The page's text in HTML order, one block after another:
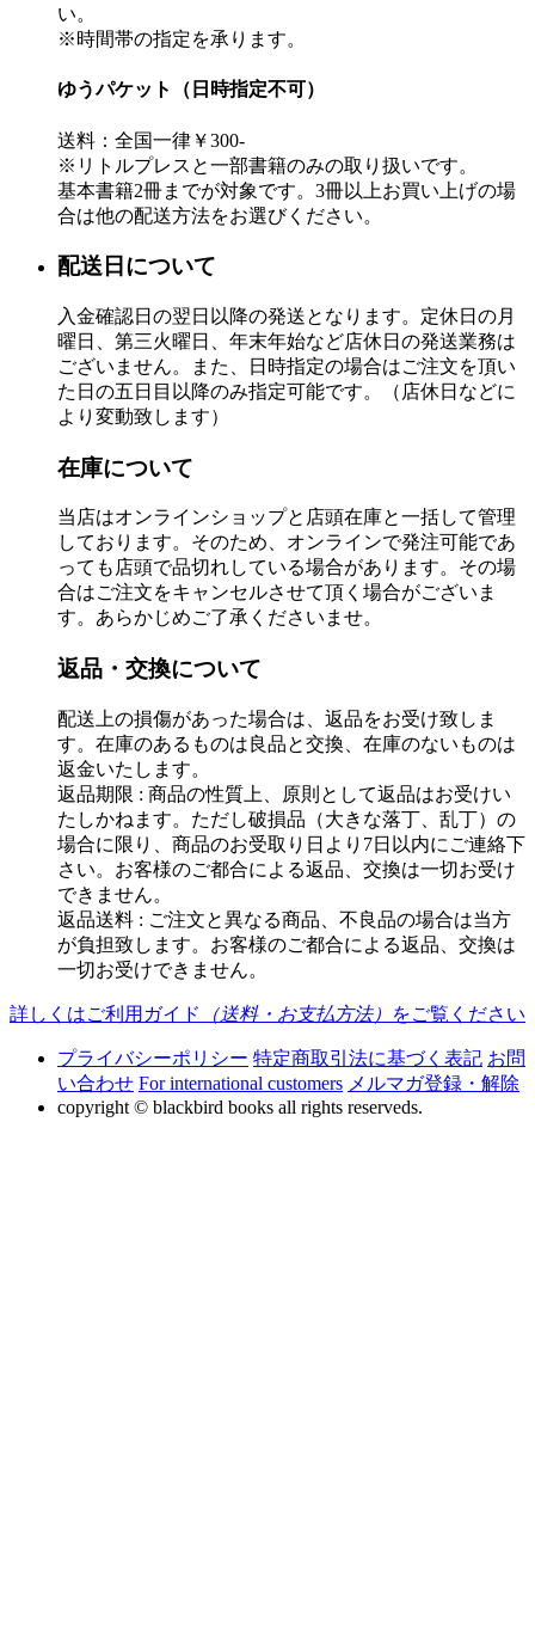
い。
※時間帯の指定を承ります。
ゆうパケット（日時指定不可）
送料：全国一律￥300-
※リトルプレスと一部書籍のみの取り扱いです。
基本書籍2冊までが対象です。3冊以上お買い上げの場
合は他の配送方法をお選びください。
配送日について
入金確認日の翌日以降の発送となります。定休日の月
曜日、第三火曜日、年末年始など店休日の発送業務は
ございません。また、日時指定の場合はご注文を頂い
た日の五日目以降のみ指定可能です。（店休日などに
より変動致します）
在庫について
当店はオンラインショップと店頭在庫と一括して管理
しております。そのため、オンラインで発注可能であ
っても店頭で品切れしている場合があります。その場
合はご注文をキャンセルさせて頂く場合がございま
す。あらかじめご了承くださいませ。
返品・交換について
配送上の損傷があった場合は、返品をお受け致しま
す。在庫のあるものは良品と交換、在庫のないものは
返金いたします。
返品期限 : 商品の性質上、原則として返品はお受けい
たしかねます。ただし破損品（大きな落丁、乱丁）の
場合に限り、商品のお受取り日より7日以内にご連絡下
さい。お客様のご都合による返品、交換は一切お受け
できません。
返品送料 : ご注文と異なる商品、不良品の場合は当方
が負担致します。お客様のご都合による返品、交換は
一切お受けできません。
詳しくはご利用ガイド （送料・お支払方法） をご覧ください
プライバシーポリシー 特定商取引法に基づく表記 お問
い合わせ For international customers メルマガ登録・解除
copyright © blackbird books all rights reserveds.